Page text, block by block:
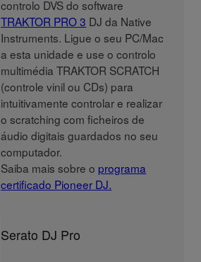
controlo DVS do software
TRAKTOR PRO 3 DJ da Native
Instruments. Ligue o seu PC/Mac
a esta unidade e use o controlo
multimédia TRAKTOR SCRATCH
(controle vinil ou CDs) para
intuitivamente controlar e realizar
o scratching com ficheiros de
áudio digitais guardados no seu
computador.
Saiba mais sobre o programa
certificado Pioneer DJ.
Serato DJ Pro